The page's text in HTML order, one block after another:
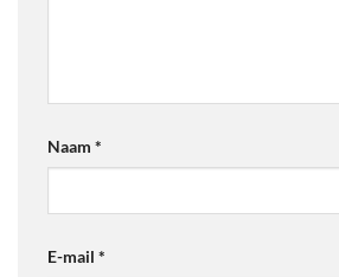
Naam *
E-mail *